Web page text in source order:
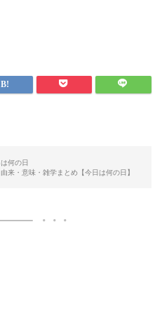
何の日
来・意味・雑学まとめ【今日は何の日】